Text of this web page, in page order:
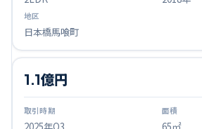
日本橋馬喰町
1.1億円